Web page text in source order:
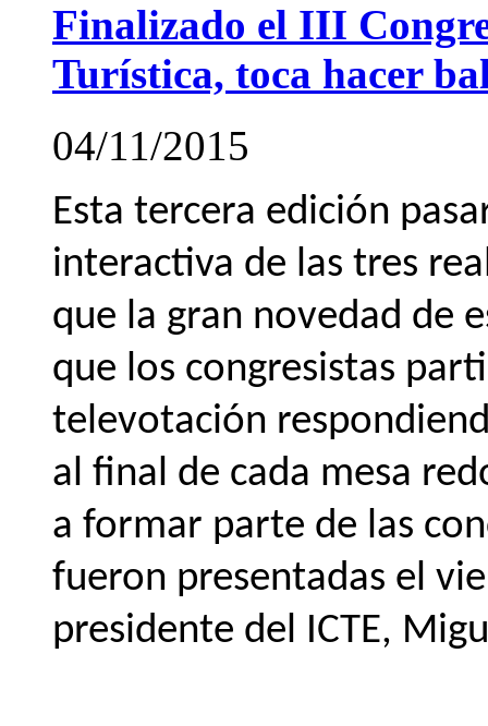
Finalizado el III
Turística, toca hacer
04/11/2015
Esta tercera edición
interactiva de las tres
que la gran novedad de
que los congresistas
televotación
al final de cada mesa
a formar parte de las
fueron presentadas el
presidente del ICTE,